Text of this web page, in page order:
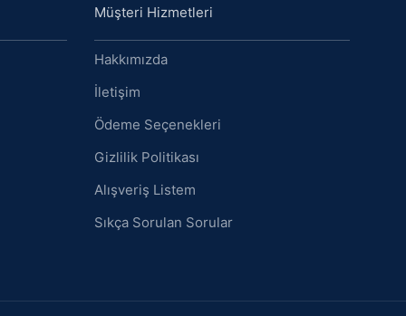
Müşteri Hizmetleri
Hakkımızda
İletişim
Ödeme Seçenekleri
Gizlilik Politikası
Alışveriş Listem
Sıkça Sorulan Sorular